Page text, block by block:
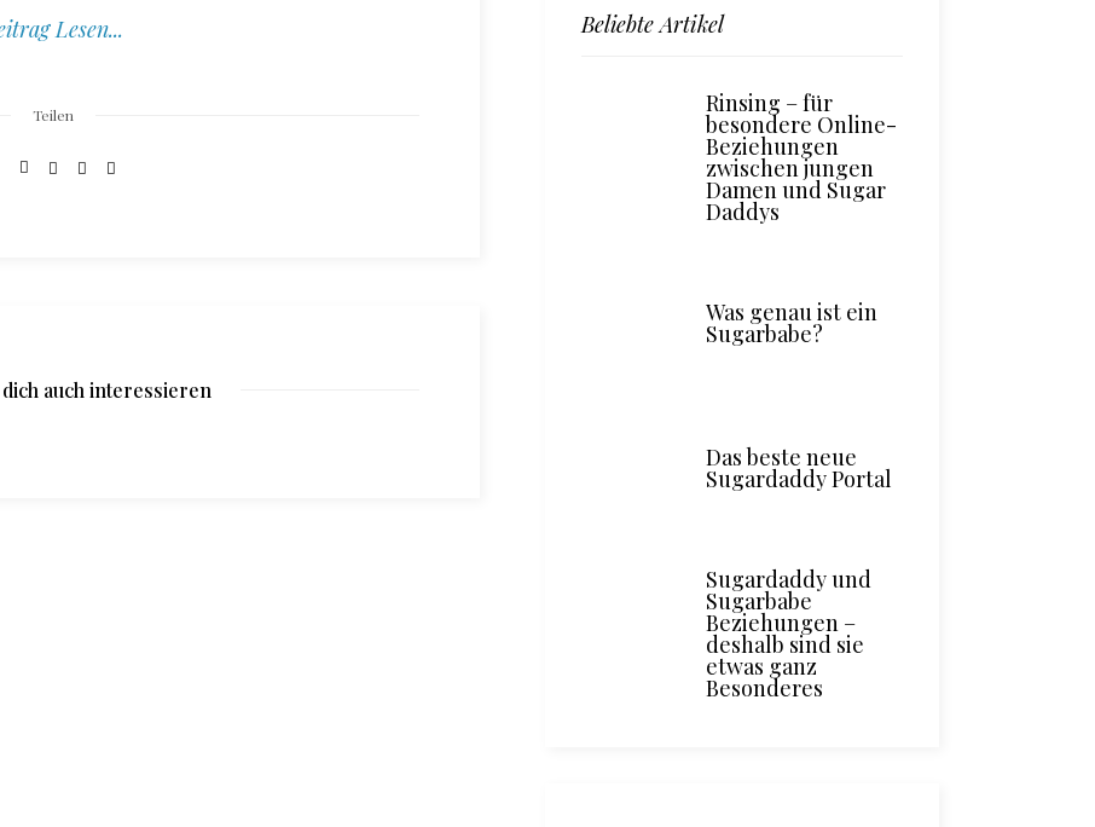
Lesen...
Teilen
auch interessieren
Beliebte Artikel
Rinsing – für
besondere Online-
Beziehungen
zwischen jungen
Damen und Sugar
Daddys
Was genau ist ein
Sugarbabe?
Das beste neue
Sugardaddy Portal
Sugardaddy und
Sugarbabe
Beziehungen –
deshalb sind sie
etwas ganz
Besonderes